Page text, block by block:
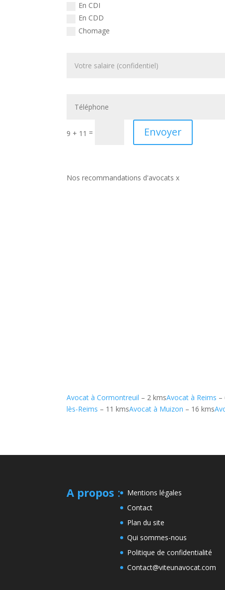
En CDI
En CDD
Chomage
9 + 11 = Envoyer
Nos recommandations d'avocats x
Avocat à Cormontreuil – 2 kmsAvocat à Reims –
lès-Reims – 11 kmsAvocat à Muizon – 16 kms
A propos :
Mentions légales
Contact
Plan du site
Qui sommes-nous
Politique de confidentialité
Contact@viteunavocat.com